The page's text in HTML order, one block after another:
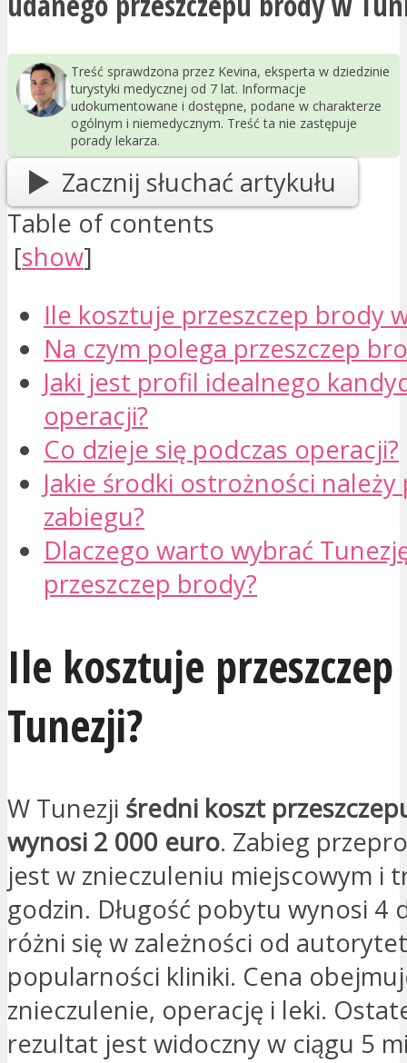
Treść sprawdzona przez Kevina, eksperta w dziedzinie
turystyki medycznej od 7 lat. Informacje
udokumentowane i dostępne, podane w charakterze
ogólnym i niemedycznym. Treść ta nie zastępuje
porady lekarza.
Zacznij słuchać artykułu
Table of contents
[show]
Ile kosztuje przeszczep brody
Na czym polega przeszczep
Jaki jest profil idealnego
operacji?
Co dzieje się podczas operacji?
Jakie środki ostrożności
zabiegu?
Dlaczego warto wybrać
przeszczep brody?
Ile kosztuje
Tunezji?
W Tunezji średni koszt
wynosi 2 000 euro. Zabieg
jest w znieczuleniu miejscowym i
godzin. Długość pobytu wynosi 4
różni się w zależności od
popularności kliniki. Cena
znieczulenie, operację i leki.
rezultat jest widoczny w ciągu 5